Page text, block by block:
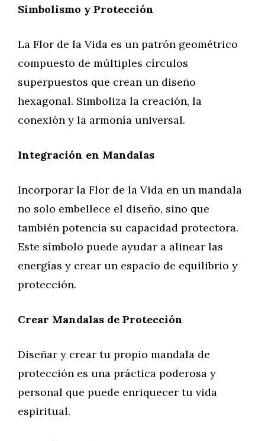
Simbolismo y Protección
La Flor de la Vida es un patrón geométrico
compuesto de múltiples círculos
superpuestos que crean un diseño
hexagonal. Simboliza la creación, la
conexión y la armonía universal.
Integración en Mandalas
Incorporar la Flor de la Vida en un mandala
no solo embellece el diseño, sino que
también potencia su capacidad protectora.
Este símbolo puede ayudar a alinear las
energías y crear un espacio de equilibrio y
protección.
Crear Mandalas de Protección
Diseñar y crear tu propio mandala de
protección es una práctica poderosa y
personal que puede enriquecer tu vida
espiritual.